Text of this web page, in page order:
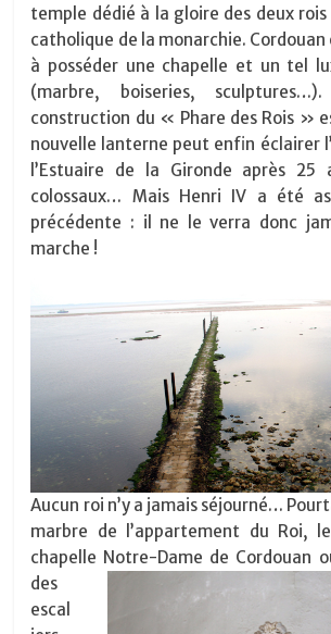
temple dédié à la gloire des deux
catholique de la monarchie. Cordouan
à posséder une chapelle et un tel
(marbre, boiseries,
construction du « Phare des Rois »
nouvelle lanterne peut enfin éclairer
l’Estuaire de la Gironde après 25
colossaux… Mais Henri IV a été
précédente : il ne le verra donc
marche !
Aucun roi n’y a jamais séjourné…
marbre de l’appartement du Roi,
chapelle Notre-Dame de Cordouan
des
escal